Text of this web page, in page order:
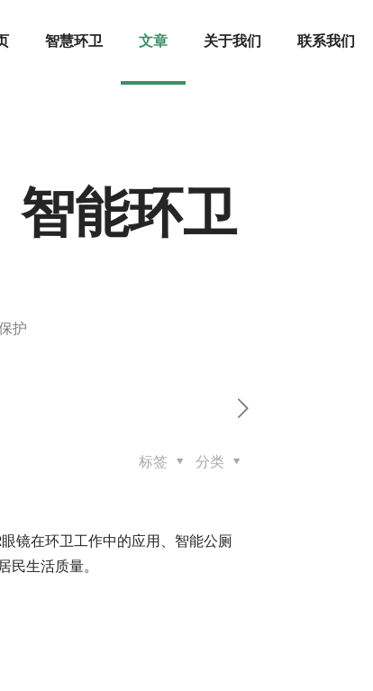
智慧环卫 文章 关于我们 联系我们
智能环卫
护
分类
标签
镜在环卫工作中的应用、智能公厕
生活质量。